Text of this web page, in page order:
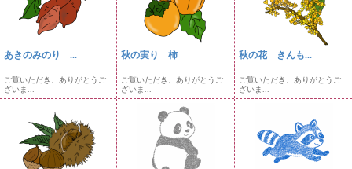
あきのみのり ...
ご覧いただき、ありがとうご
ざいま...
秋の実り 柿
ご覧いただき、ありがとうご
ざいま...
秋の花 きんも...
ご覧いただき、ありがとうご
ざいま...